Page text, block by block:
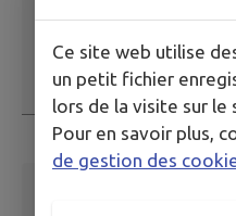
Ce champ est obligatoire
Ce site web utilise
un petit fichier
lors de la visite sur le
Pour en savoir plus,
de gestion des